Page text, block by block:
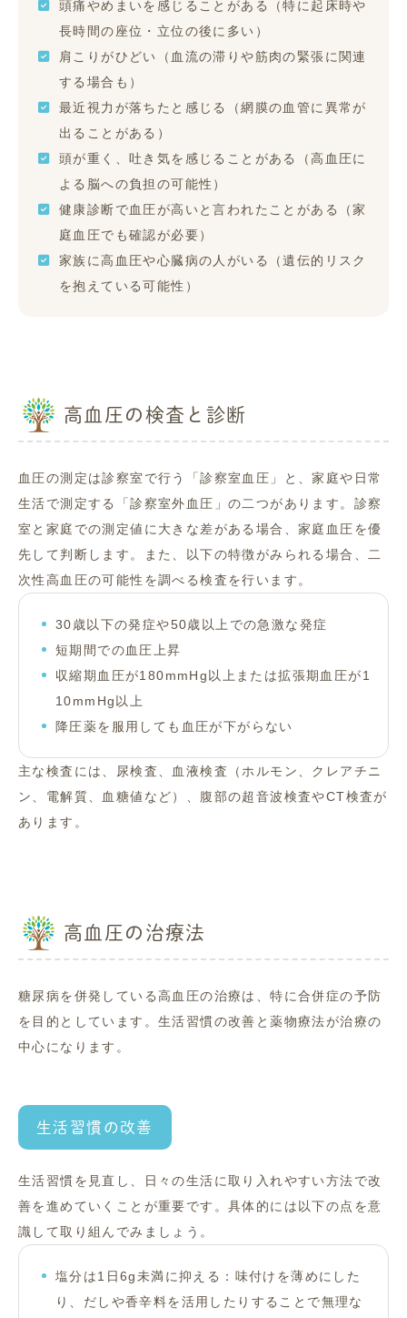
頭痛やめまいを感じることがある（特に起床時や
長時間の座位・立位の後に多い）
肩こりがひどい（血流の滞りや筋肉の緊張に関連
する場合も）
最近視力が落ちたと感じる（網膜の血管に異常が
出ることがある）
頭が重く、吐き気を感じることがある（高血圧に
よる脳への負担の可能性）
健康診断で血圧が高いと言われたことがある（家
庭血圧でも確認が必要）
家族に高血圧や心臓病の人がいる（遺伝的リスク
を抱えている可能性）
高血圧の検査と診断
血圧の測定は診察室で行う「診察室血圧」と、家庭や日常
生活で測定する「診察室外血圧」の二つがあります。診察
室と家庭での測定値に大きな差がある場合、家庭血圧を優
先して判断します。また、以下の特徴がみられる場合、二
次性高血圧の可能性を調べる検査を行います。
30歳以下の発症や50歳以上での急激な発症
短期間での血圧上昇
収縮期血圧が180mmHg以上または拡張期血圧が1
10mmHg以上
降圧薬を服用しても血圧が下がらない
主な検査には、尿検査、血液検査（ホルモン、クレアチニ
ン、電解質、血糖値など）、腹部の超音波検査やCT検査が
あります。
高血圧の治療法
糖尿病を併発している高血圧の治療は、特に合併症の予防
を目的としています。生活習慣の改善と薬物療法が治療の
中心になります。
生活習慣の改善
生活習慣を見直し、日々の生活に取り入れやすい方法で改
善を進めていくことが重要です。具体的には以下の点を意
識して取り組んでみましょう。
塩分は1日6g未満に抑える：味付けを薄めにした
り、だしや香辛料を活用したりすることで無理な